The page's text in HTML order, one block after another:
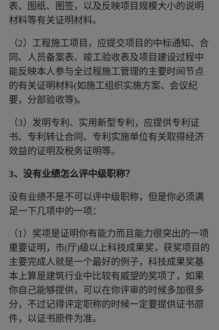
表、图纸、图签，以及反映项目规模大小的说明
材料等有关证明材料。
（2）工程施工项目，应提交项目的中标通知、合
同、人员备案表、竣工验收表及项目建设过程中
能反映本人参与全过程施工管理的主要时间节点
的有关证明材料(如施工组织实施方案、会议纪
要，分部验收等)。
（3）发明专利、实用新型专利，应提供专利证
书、专利转让合同、专利实施单位有关取得经济
效益的证明及税务证明等。
3、没有业绩怎么评中级职称？
没有业绩不是不可以评中级职称，但是你必须满
足一下几项中的一项：
（1）奖项是证明你有能力而且能力很突出的一项
重要证明，市(厅)级以上科技成果奖，获奖项目的
主要完成人就是一个最好的例子，科技成果奖基
本上算是建筑行业中比较有威望的奖项了，如果
你自己能够提供，可以在你评审的时候多加很多
分，不过记得评定职称的时候一定要提供证书原
件，以证书原件为准。